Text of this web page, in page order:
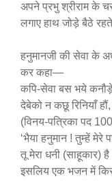
अपने प्रभु श्रीराम के
लगाए हाथ जोड़े बैठे
हनुमानजी की सेवा के
कर कहा—
कपि-सेवा बस भये
देबेको न कछू रिनियाँ
(विनय-पत्रिका पद
‘भैया हनुमान ! तुम्हें
तू मेरा धनी (साहूकार)
इसलिय एक भजन में